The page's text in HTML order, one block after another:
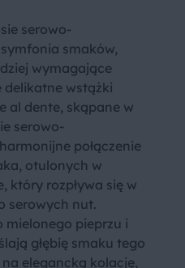
serowo-
smaków,
wymagające
delikatne wstążki
al dente, skąpane w
serowo-
połączenie
otulonych w
który rozpływa się w
serowych nut.
mielonego pieprzu i
głębię smaku tego
elegancką kolację,